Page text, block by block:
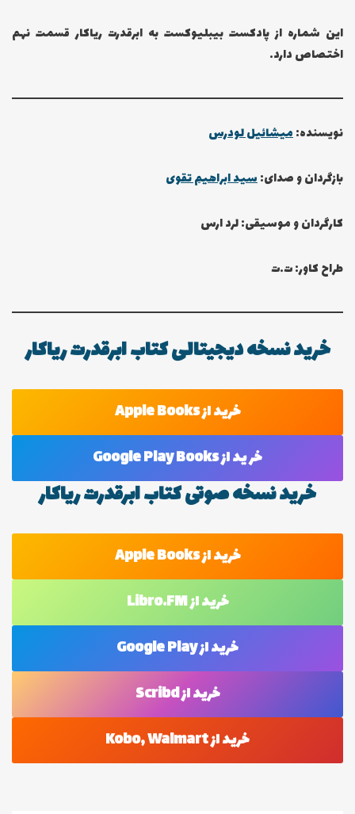
این شماره از پادکست بیبلیوکست به ابرقدرت ریاکار قسمت نهم
اختصاص دارد.
نویسنده:میشائیل لودرس
بازگردان و صدای:سید ابراهیم تقوی
کارگردان و موسیقی: لرد ارس
طراح کاور: ت.ت
خرید نسخه دیجیتالی کتاب ابرقدرت ریاکار
خرید از Apple Books
خر ید از Google Play Books
خرید نسخه صوتی کتاب ابرقدرت ریاکار
خرید از Apple Books
خرید از Libro.FM
خرید از Google Play
خرید از Scribd
خرید از Kobo, Walmart